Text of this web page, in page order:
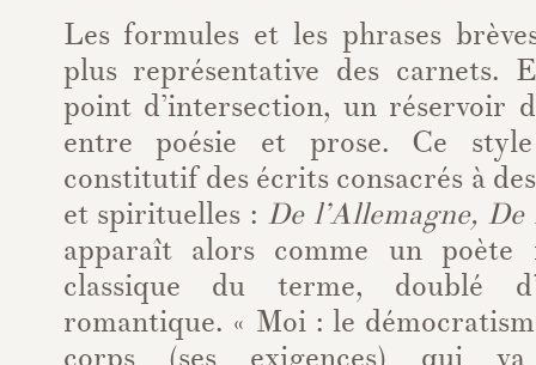
Les formules et les phrases
plus représentative des carnets.
point d’intersection, un réservoir
entre poésie et prose. Ce
constitutif des écrits consacrés à
et spirituelles : De l’Allemagne, De
apparaît alors comme un poète
classique du terme, doublé
romantique. « Moi : le